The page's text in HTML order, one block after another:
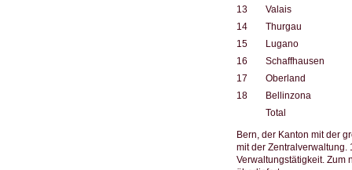
13
Valais
14
Thurgau
15
Lugano
16
Schaffhausen
17
Oberland
18
Bellinzona
Total
Bern, der Kanton mit der
mit der Zentralverwaltung.
Verwaltungstätigkeit. Zum